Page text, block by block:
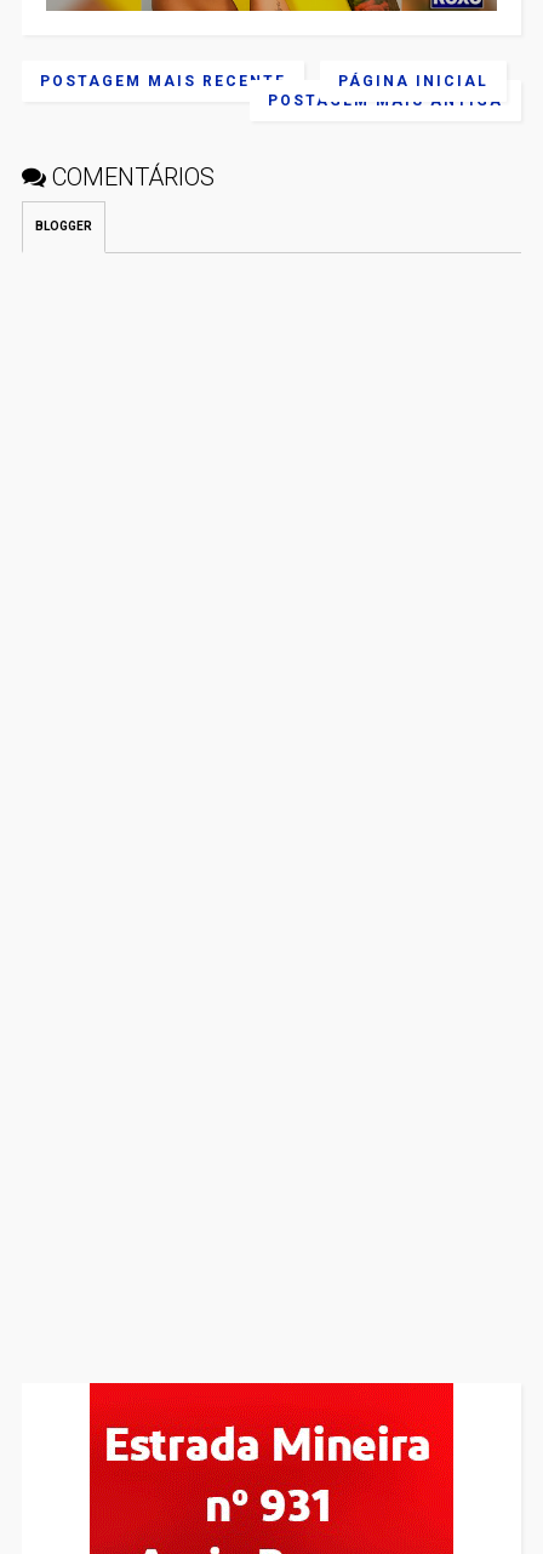
POSTAGEM MAIS RECENTE
POSTAGEM MAIS ANTIGA
PÁGINA INICIAL
COMENTÁRIOS
BLOGGER